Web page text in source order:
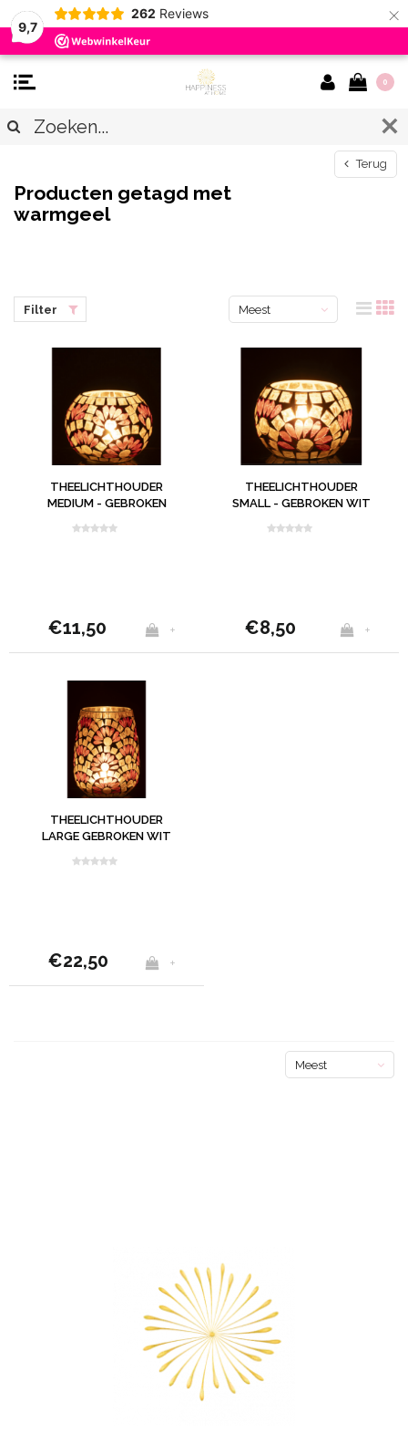
9,7
262 Reviews ×
0
Terug
Producten getagd met
warmgeel
Filter
Meest
THEELICHTHOUDER
MEDIUM - GEBROKEN
€11,50 +
THEELICHTHOUDER
SMALL - GEBROKEN WIT
€8,50 +
THEELICHTHOUDER
LARGE GEBROKEN WIT
€22,50 +
Meest